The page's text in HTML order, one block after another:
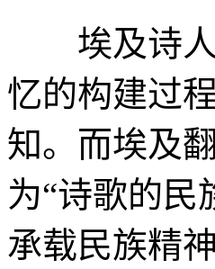
埃及诗人
忆的构建过
知。而埃及
为“诗歌的民
承载民族精